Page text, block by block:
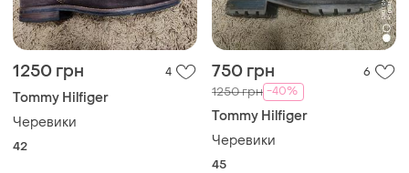
1250 грн 4
Tommy Hilfiger
Черевики
42
750 грн 6
1250 грн -40%
Tommy Hilfiger
Черевики
45